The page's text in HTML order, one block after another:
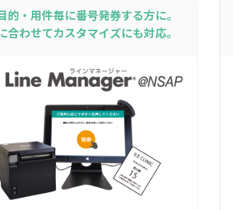
的・用件毎に番号発券する方に。
合わせてカスタマイズにも対応。